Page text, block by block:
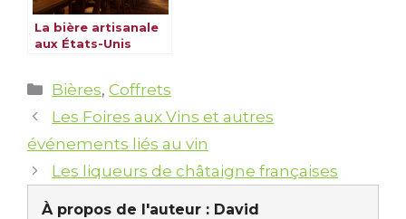
La bière artisanale
aux États-Unis
Catégories
Bières,Coffrets
Les Foires aux Vins et autres
événements liés au vin
Les liqueurs de châtaigne françaises
À propos de l'auteur : David